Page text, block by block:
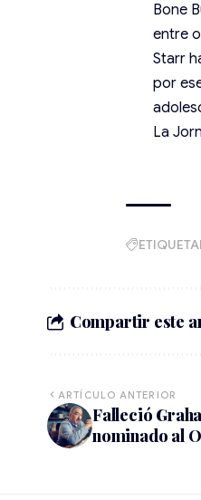
Bone
entre
Starr
por
La
Compartir este
ARTÍCULO ANTERIOR
Falleció
nominado al